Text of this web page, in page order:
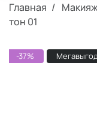
Главная Макияж
тон 01
-37%